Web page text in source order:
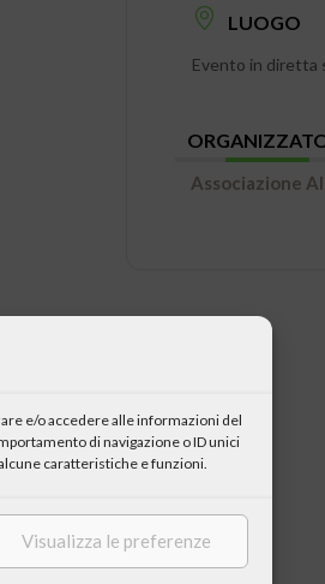
e/o accedere alle informazioni del
di navigazione o ID unici
caratteristiche e funzioni.
Visualizza le preferenze
LUOGO
Evento in diretta
Associazione